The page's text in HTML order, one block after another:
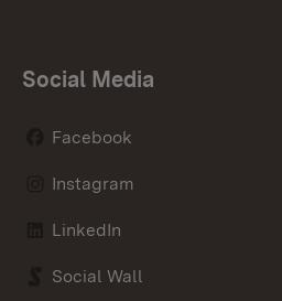
Social Media
Facebook
Instagram
LinkedIn
Social Wall